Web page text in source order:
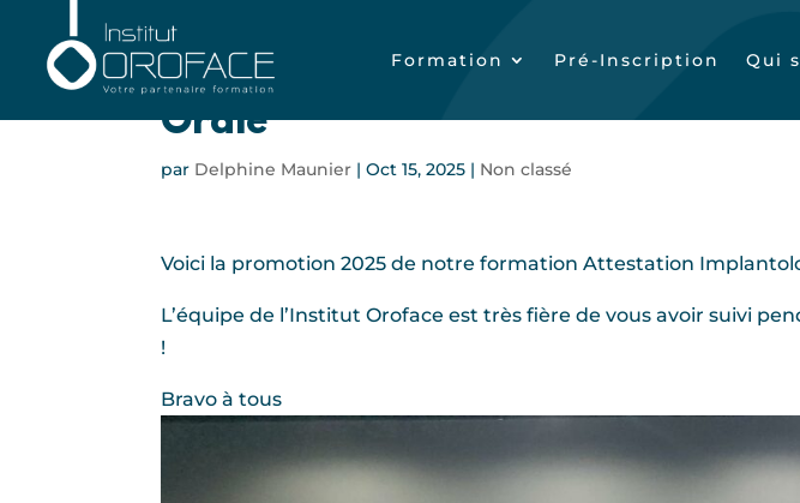
Formation Pré-Inscription Qui
La promotion 2025 Attestation
Orale
par Delphine Maunier |Oct 15, 2025 | Non classé
Voici la promotion 2025 de notre formation Attestation
L’équipe de l’Institut Oroface est très fière de vous avoir suivi
!
Bravo à tous